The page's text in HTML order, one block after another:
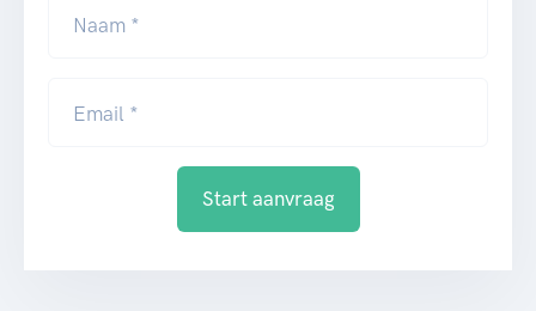
Naam *
Email *
Start aanvraag